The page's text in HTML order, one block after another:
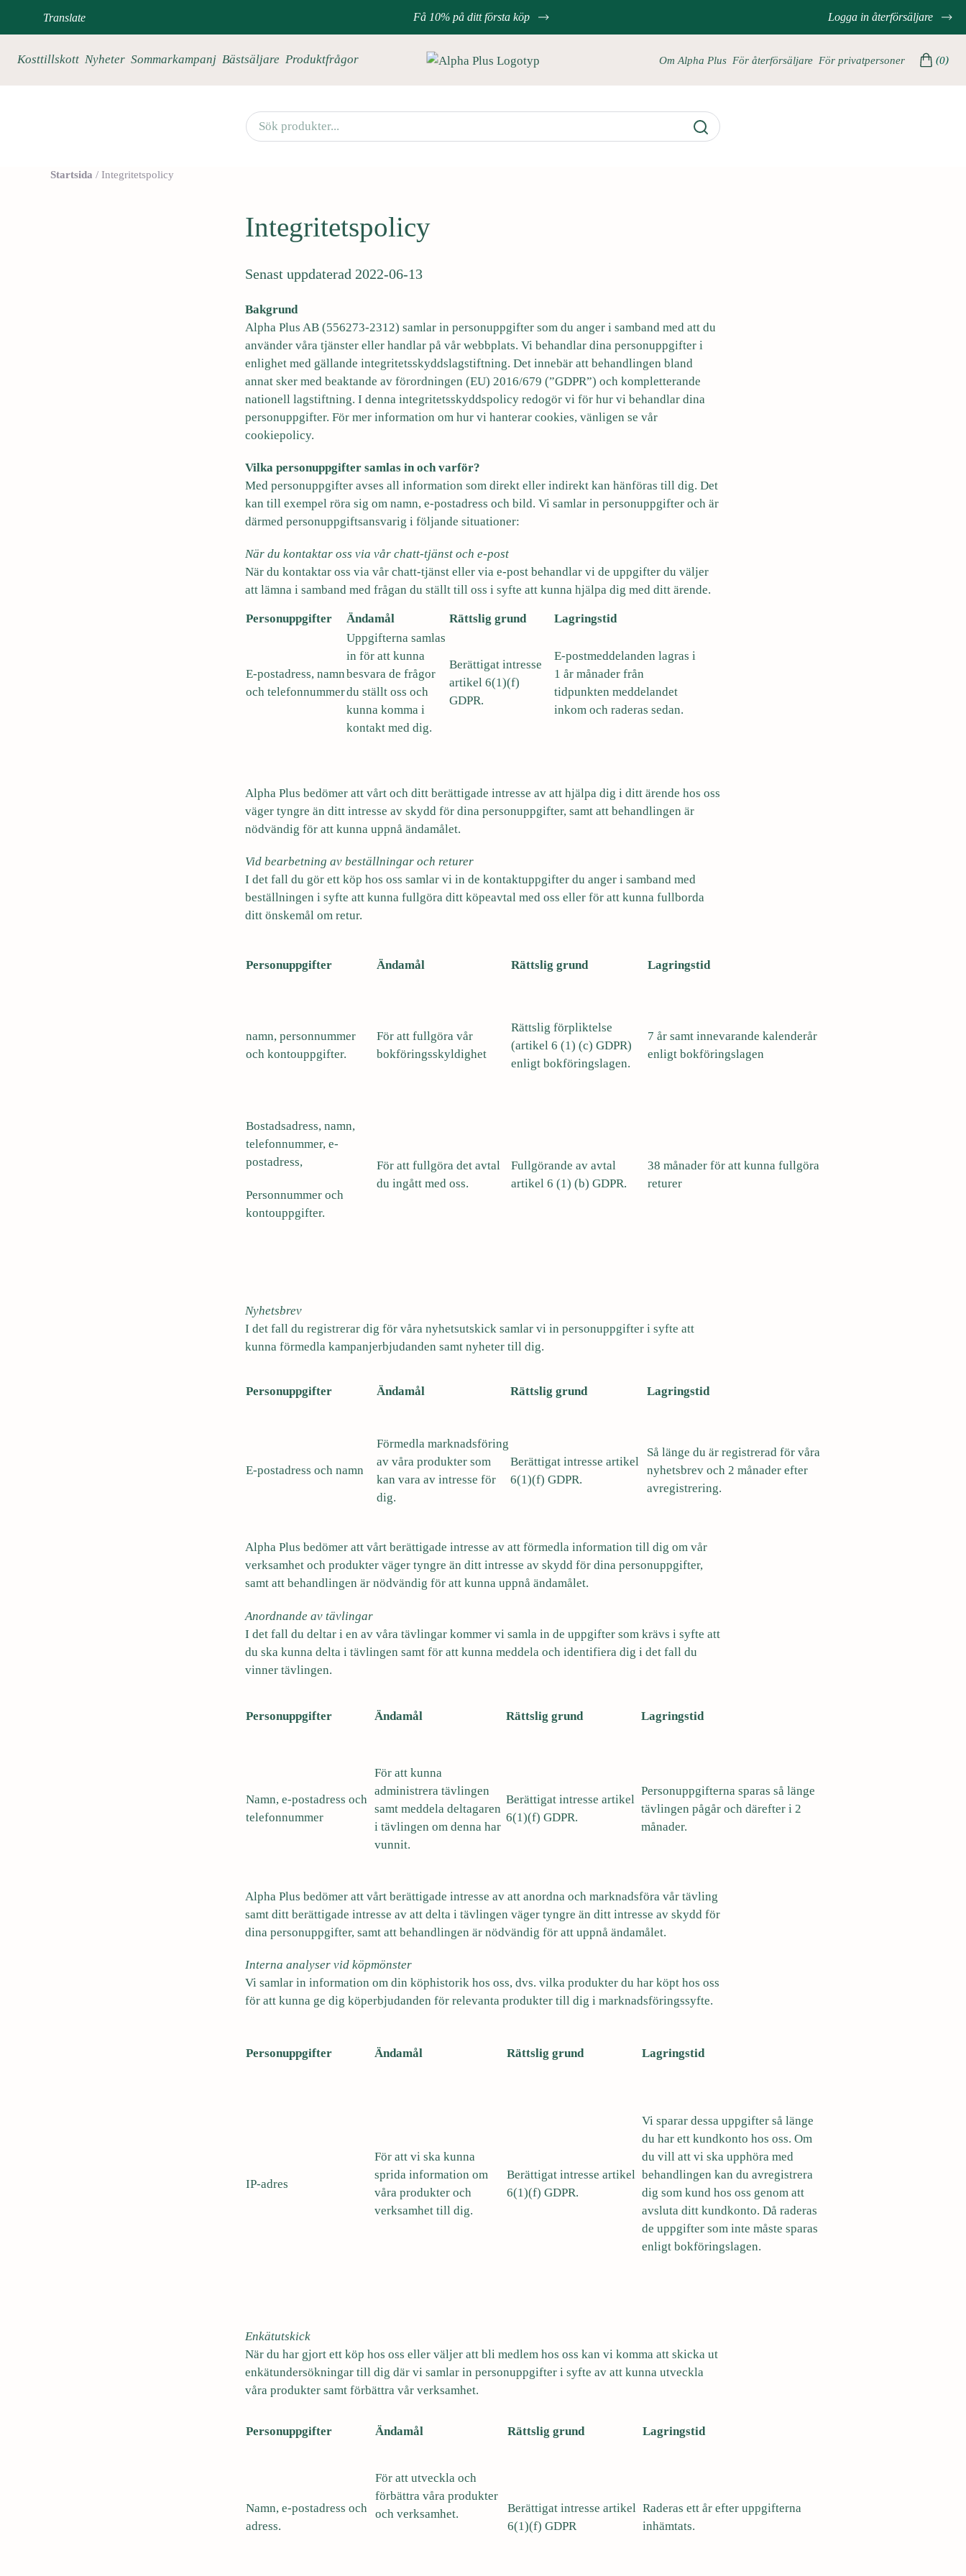
Translate Få 10% på ditt första köp Logga in återförsäljare
Kosttillskott Nyheter Sommarkampanj Bästsäljare Produktfrågor Om Alpha Plus För återförsäljare För privatpersoner (0)
Startsida / Integritetspolicy
Integritetspolicy
Senast uppdaterad 2022-06-13
Bakgrund
Alpha Plus AB (556273-2312) samlar in personuppgifter som du anger i samband med att du
använder våra tjänster eller handlar på vår webbplats. Vi behandlar dina personuppgifter i
enlighet med gällande integritetsskyddslagstiftning. Det innebär att behandlingen bland
annat sker med beaktande av förordningen (EU) 2016/679 (”GDPR”) och kompletterande
nationell lagstiftning. I denna integritetsskyddspolicy redogör vi för hur vi behandlar dina
personuppgifter. För mer information om hur vi hanterar cookies, vänligen se vår
cookiepolicy.
Vilka personuppgifter samlas in och varför?
Med personuppgifter avses all information som direkt eller indirekt kan hänföras till dig. Det
kan till exempel röra sig om namn, e-postadress och bild. Vi samlar in personuppgifter och är
därmed personuppgiftsansvarig i följande situationer:
När du kontaktar oss via vår chatt-tjänst och e-post
När du kontaktar oss via vår chatt-tjänst eller via e-post behandlar vi de uppgifter du väljer
att lämna i samband med frågan du ställt till oss i syfte att kunna hjälpa dig med ditt ärende.
Personuppgifter Ändamål Rättslig grund Lagringstid
E-postadress, namn
och telefonnummer
Uppgifterna samlas
in för att kunna
besvara de frågor
du ställt oss och
kunna komma i
kontakt med dig.
Berättigat intresse
artikel 6(1)(f)
GDPR.
E-postmeddelanden lagras i
1 år månader från
tidpunkten meddelandet
inkom och raderas sedan.
Alpha Plus bedömer att vårt och ditt berättigade intresse av att hjälpa dig i ditt ärende hos oss
väger tyngre än ditt intresse av skydd för dina personuppgifter, samt att behandlingen är
nödvändig för att kunna uppnå ändamålet.
Vid bearbetning av beställningar och returer
I det fall du gör ett köp hos oss samlar vi in de kontaktuppgifter du anger i samband med
beställningen i syfte att kunna fullgöra ditt köpeavtal med oss eller för att kunna fullborda
ditt önskemål om retur.
Personuppgifter Ändamål Rättslig grund Lagringstid
namn, personnummer
och kontouppgifter.
För att fullgöra vår
bokföringsskyldighet
Rättslig förpliktelse
(artikel 6 (1) (c) GDPR)
enligt bokföringslagen.
7 år samt innevarande kalenderår
enligt bokföringslagen
Bostadsadress, namn,
telefonnummer, e-
postadress,
Personnummer och
kontouppgifter.
För att fullgöra det avtal
du ingått med oss.
Fullgörande av avtal
artikel 6 (1) (b) GDPR.
38 månader för att kunna fullgöra
returer
Nyhetsbrev
I det fall du registrerar dig för våra nyhetsutskick samlar vi in personuppgifter i syfte att
kunna förmedla kampanjerbjudanden samt nyheter till dig.
Personuppgifter Ändamål Rättslig grund Lagringstid
E-postadress och namn
Förmedla marknadsföring
av våra produkter som
kan vara av intresse för
dig.
Berättigat intresse artikel
6(1)(f) GDPR.
Så länge du är registrerad för våra
nyhetsbrev och 2 månader efter
avregistrering.
Alpha Plus bedömer att vårt berättigade intresse av att förmedla information till dig om vår
verksamhet och produkter väger tyngre än ditt intresse av skydd för dina personuppgifter,
samt att behandlingen är nödvändig för att kunna uppnå ändamålet.
Anordnande av tävlingar
I det fall du deltar i en av våra tävlingar kommer vi samla in de uppgifter som krävs i syfte att
du ska kunna delta i tävlingen samt för att kunna meddela och identifiera dig i det fall du
vinner tävlingen.
Personuppgifter Ändamål Rättslig grund Lagringstid
Namn, e-postadress och
telefonnummer
För att kunna
administrera tävlingen
samt meddela deltagaren
i tävlingen om denna har
vunnit.
Berättigat intresse artikel
6(1)(f) GDPR.
Personuppgifterna sparas så länge
tävlingen pågår och därefter i 2
månader.
Alpha Plus bedömer att vårt berättigade intresse av att anordna och marknadsföra vår tävling
samt ditt berättigade intresse av att delta i tävlingen väger tyngre än ditt intresse av skydd för
dina personuppgifter, samt att behandlingen är nödvändig för att uppnå ändamålet.
Interna analyser vid köpmönster
Vi samlar in information om din köphistorik hos oss, dvs. vilka produkter du har köpt hos oss
för att kunna ge dig köperbjudanden för relevanta produkter till dig i marknadsföringssyfte.
Personuppgifter Ändamål Rättslig grund Lagringstid
IP-adres
För att vi ska kunna
sprida information om
våra produkter och
verksamhet till dig.
Berättigat intresse artikel
6(1)(f) GDPR.
Vi sparar dessa uppgifter så länge
du har ett kundkonto hos oss. Om
du vill att vi ska upphöra med
behandlingen kan du avregistrera
dig som kund hos oss genom att
avsluta ditt kundkonto. Då raderas
de uppgifter som inte måste sparas
enligt bokföringslagen.
Enkätutskick
När du har gjort ett köp hos oss eller väljer att bli medlem hos oss kan vi komma att skicka ut
enkätundersökningar till dig där vi samlar in personuppgifter i syfte av att kunna utveckla
våra produkter samt förbättra vår verksamhet.
Personuppgifter Ändamål Rättslig grund Lagringstid
Namn, e-postadress och
adress.
För att utveckla och
förbättra våra produkter
och verksamhet.
Berättigat intresse artikel
6(1)(f) GDPR
Raderas ett år efter uppgifterna
inhämtats.